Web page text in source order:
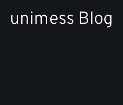
Inhaltunimess Blog